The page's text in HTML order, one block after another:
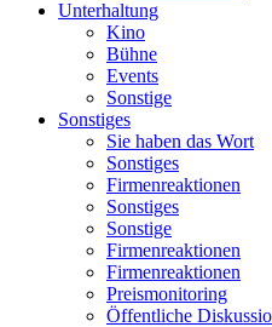
Unterhaltung
Kino
Bühne
Events
Sonstige
Sonstiges
Sie haben das Wort
Sonstiges
Firmenreaktionen
Sonstiges
Sonstige
Firmenreaktionen
Firmenreaktionen
Preismonitoring
Öffentliche